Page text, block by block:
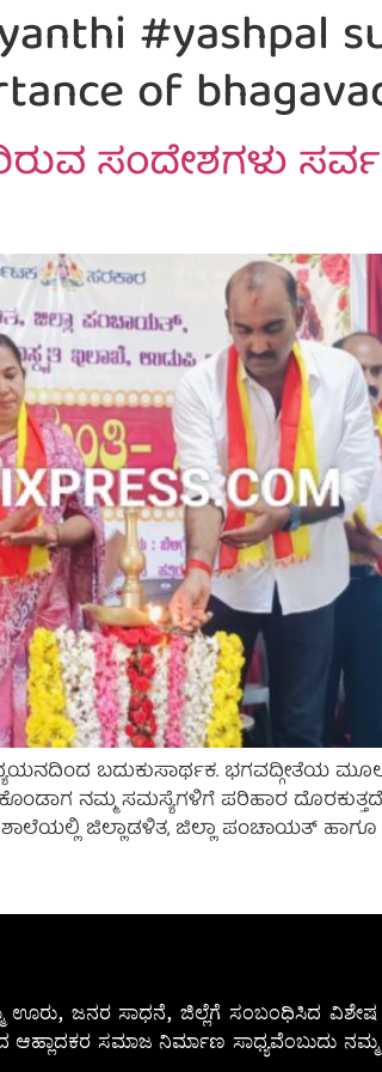
#yashpal
of
ಸಂದೇಶಗಳು
ಬದುಕುಸಾರ್ಥಕ. ಭಗವದ್ಗೀತೆಯ ಮೂಲಕ
ನಮ್ಮ ಸಮಸ್ಯೆಗಳಿಗೆ ಪರಿಹಾರ
ಜಿಲ್ಲಾಡಳಿತ, ಜಿಲ್ಲಾ ಪಂಚಾಯತ್ ಹಾಗೂ
ಊರು, ಜನರ ಸಾಧನೆ, ಜಿಲ್ಲೆಗೆ ಸಂಬಂಧಿಸಿದ
ಸಮಾಜ ನಿರ್ಮಾಣ ಸಾಧ್ಯವೆಂಬುದು